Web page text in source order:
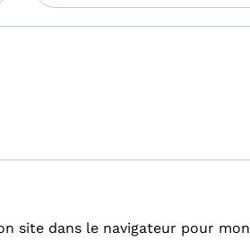
site dans le navigateur pour mon